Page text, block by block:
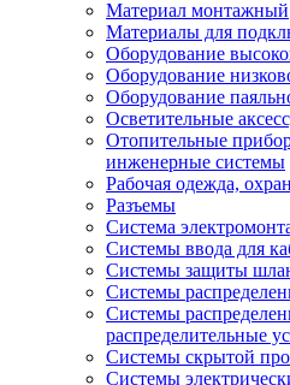
Материал монтажный
Материалы для
Оборудование
Оборудование
Оборудование
Осветительные
Отопительные
инженерные системы
Рабочая одежда,
Разъемы
Система
Системы ввода для
Системы защиты
Системы
Системы
распределительные
Системы скрытой
Системы